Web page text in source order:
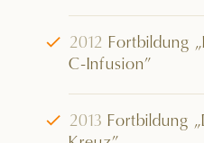
√ 2012 Fortbildung
C-Infusion”
√ 2013 Fortbildung